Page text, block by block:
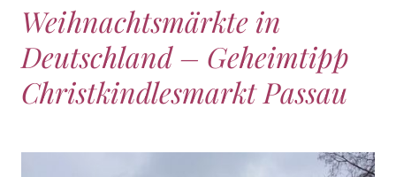
Weihnachtsmärkte in
Deutschland – Geheimtipp
Christkindlesmarkt Passau